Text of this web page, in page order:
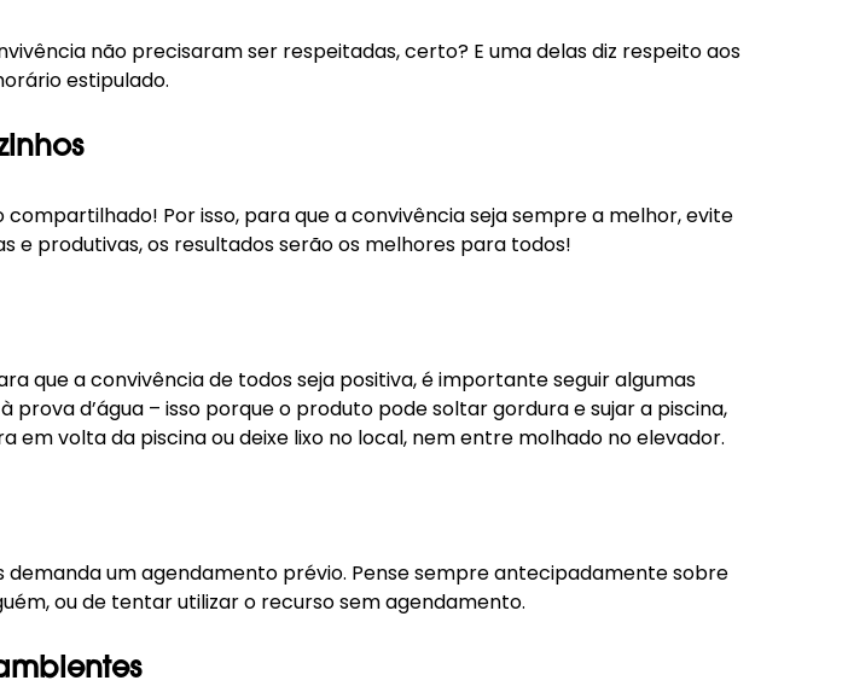
não precisaram ser respeitadas, certo? E uma delas diz respeito aos
estipulado.
Por isso, para que a convivência seja sempre a melhor, evite
e produtivas, os resultados serão os melhores para todos!
que a convivência de todos seja positiva, é importante seguir algumas
d’água – isso porque o produto pode soltar gordura e sujar a piscina,
volta da piscina ou deixe lixo no local, nem entre molhado no elevador.
um agendamento prévio. Pense sempre antecipadamente sobre
ou de tentar utilizar o recurso sem agendamento.